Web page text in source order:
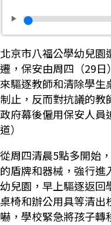
北京市八福公學幼兒
遷，保安由周四（29
來驅逐教師和清除學生
制止，反而對抗議的教
政府幕後僱用保安人員
道）
從周四清晨5點多開始
的盾牌和器械，強行進
幼兒園，早上驅逐返回
桌椅和辦公用具等清出
嚇，學校緊急將孩子轉